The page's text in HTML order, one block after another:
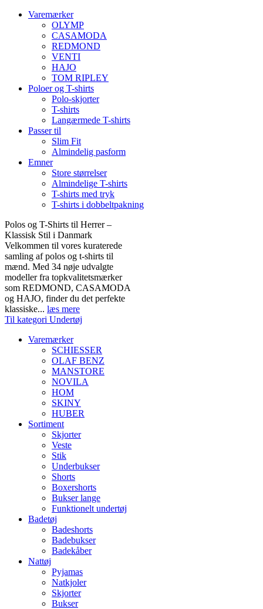
Varemærker
OLYMP
CASAMODA
REDMOND
VENTI
HAJO
TOM RIPLEY
Poloer og T-shirts
Polo-skjorter
T-shirts
Langærmede T-shirts
Passer til
Slim Fit
Almindelig pasform
Emner
Store størrelser
Almindelige T-shirts
T-shirts med tryk
T-shirts i dobbeltpakning
Polos og T-Shirts til Herrer –
Klassisk Stil i Danmark
Velkommen til vores kuraterede
samling af polos og t-shirts til
mænd. Med 34 nøje udvalgte
modeller fra topkvalitetsmærker
som REDMOND, CASAMODA
og HAJO, finder du det perfekte
klassiske... læs mere
Til kategori Undertøj
Varemærker
SCHIESSER
OLAF BENZ
MANSTORE
NOVILA
HOM
SKINY
HUBER
Sortiment
Skjorter
Veste
Stik
Underbukser
Shorts
Boxershorts
Bukser lange
Funktionelt undertøj
Badetøj
Badeshorts
Badebukser
Badekåber
Nattøj
Pyjamas
Natkjoler
Skjorter
Bukser